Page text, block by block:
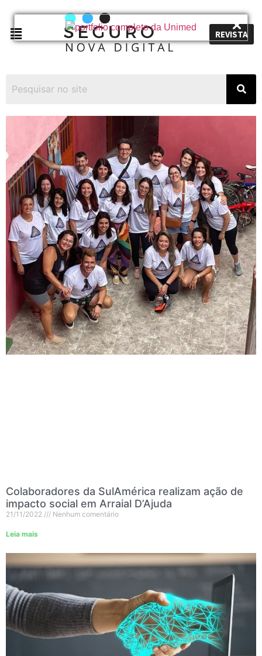
REVISTA
Colaboradores da SulAmérica realizam ação de
impacto social em Arraial D’Ajuda
21/11/2022 Nenhum comentário
Leia mais